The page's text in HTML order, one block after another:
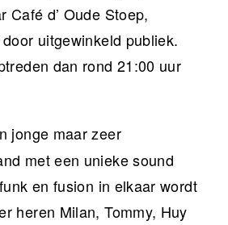
Café d’ Oude Stoep,
uitgewinkeld publiek.
dan rond 21:00 uur
jonge maar zeer
met een unieke sound
en fusion in elkaar wordt
heren Milan, Tommy, Huy